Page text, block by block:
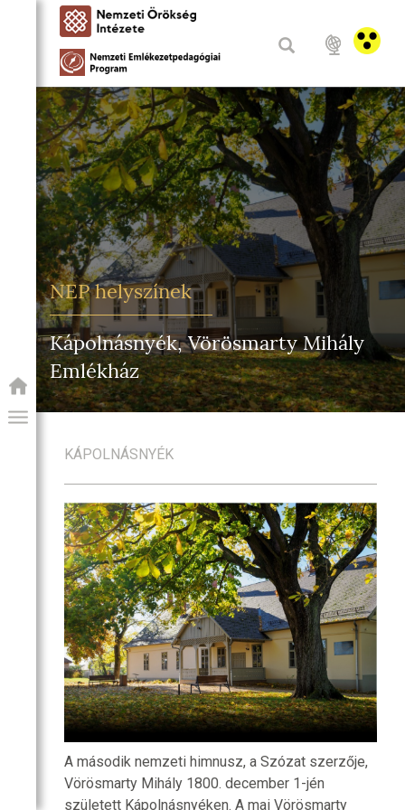
PROGRAM
NEP helyszínek
Kápolnásnyék, Vörösmarty Mihály
Emlékház
KÁPOLNÁSNYÉK
A második nemzeti himnusz, a Szózat szerzője,
Vörösmarty Mihály 1800. december 1-jén
született Kápolnásnyéken. A mai Vörösmarty